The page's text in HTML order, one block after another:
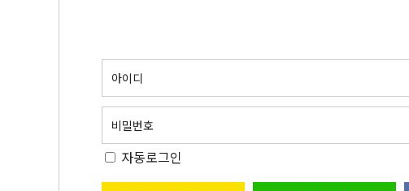
아이디
비밀번호
자동로그인